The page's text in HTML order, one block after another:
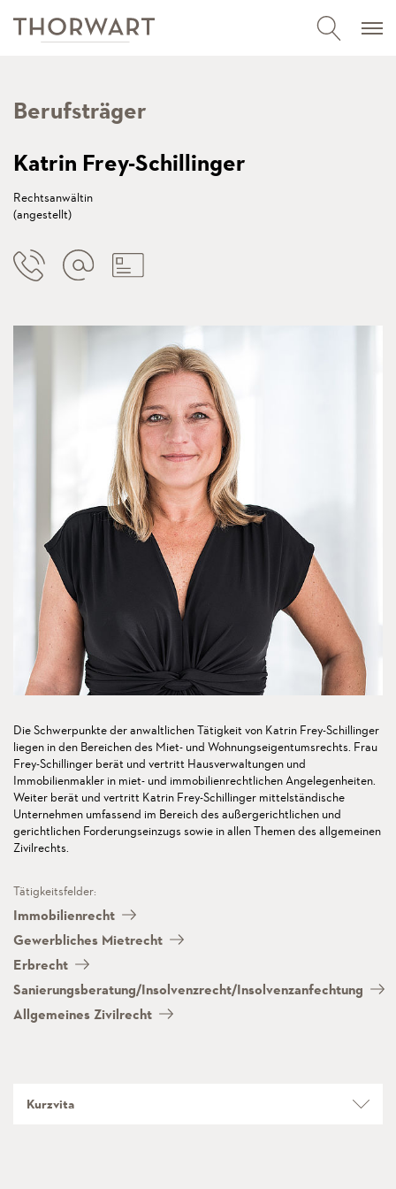
Berufsträger
Katrin Frey-Schillinger
Rechtsanwältin
(angestellt)
Die Schwerpunkte der anwaltlichen Tätigkeit von Katrin Frey-Schillinger
liegen in den Bereichen des Miet- und Wohnungseigentumsrechts. Frau
Frey-Schillinger berät und vertritt Hausverwaltungen und
Immobilienmakler in miet- und immobilienrechtlichen Angelegenheiten.
Weiter berät und vertritt Katrin Frey-Schillinger mittelständische
Unternehmen umfassend im Bereich des außergerichtlichen und
gerichtlichen Forderungseinzugs sowie in allen Themen des allgemeinen
Zivilrechts.
Tätigkeitsfelder:
Immobilienrecht
Gewerbliches Mietrecht
Erbrecht
Sanierungsberatung/Insolvenzrecht/Insolvenzanfechtung
Allgemeines Zivilrecht
Kurzvita